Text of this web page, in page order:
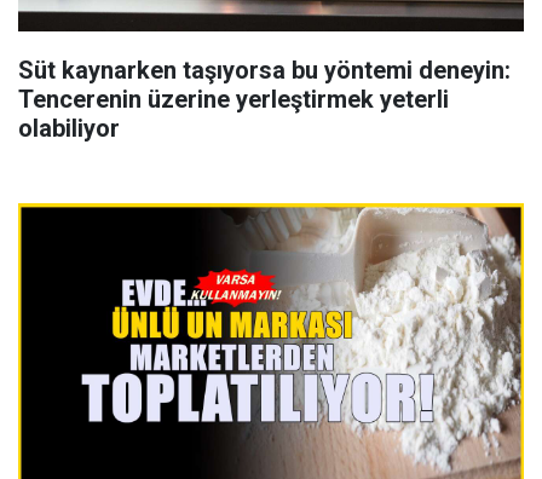
Süt kaynarken taşıyorsa bu yöntemi deneyin:
Tencerenin üzerine yerleştirmek yeterli
olabiliyor